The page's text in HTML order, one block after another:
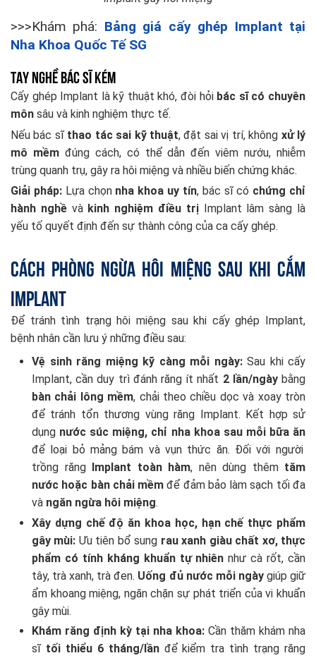
>>>Khám phá: Bảng giá cấy ghép Implant tại
Nha Khoa Quốc Tế SG
Tay nghề bác sĩ kém
Cấy ghép Implant là kỹ thuật khó, đòi hỏi bác sĩ có chuyên
môn sâu và kinh nghiệm thực tế.
Nếu bác sĩ thao tác sai kỹ thuật, đặt sai vị trí, không xử lý
mô mềmđúng cách, có thể dẫn đến viêm nướu, nhiễm
trùng quanh trụ, gây ra hôi miệng và nhiều biến chứng khác.
Giải pháp:Lựa chọn nha khoa uy tín, bác sĩ có chứng chỉ
hành nghềvà kinh nghiệm điều trịImplant lâm sàng là
yếu tố quyết định đến sự thành công của ca cấy ghép.
Cách phòng ngừa hôi miệng sau khi cắm
Implant
Để tránh tình trạng hôi miệng sau khi cấy ghép Implant,
bệnh nhân cần lưu ý những điều sau:
Vệ sinh răng miệng kỹ càng mỗi ngày: Sau khi cấy
Implant, cần duy trì đánh răng ít nhất 2 lần/ngàybằng
bàn chải lông mềm, chải theo chiều dọc và xoay tròn
để tránh tổn thương vùng răng Implant. Kết hợp sử
dụng nước súc miệng, chỉ nha khoa sau mỗi bữa ăn
để loại bỏ mảng bám và vụn thức ăn. Đối với người
trồng răng
Implant toàn hàm, nên dùng thêm tăm
nước hoặc bàn chải mềmđể đảm bảo làm sạch tối đa
và ngăn ngừa hôi miệng.
Xây dựng chế độ ăn khoa học, hạn chế thực phẩm
gây mùi: Ưu tiên bổ sung rau xanh giàu chất xơ, thực
phẩm có tính kháng khuẩn tự nhiên như cà rốt, cần
tây, trà xanh, trà đen. Uống đủ nước mỗi ngàygiúp giữ
ẩm khoang miệng, ngăn chặn sự phát triển của vi khuẩn
gây mùi.
Khám răng định kỳ tại nha khoa: Cần thăm khám nha
sĩ tối thiểu 6 tháng/lầnđể kiểm tra tình trạng răng